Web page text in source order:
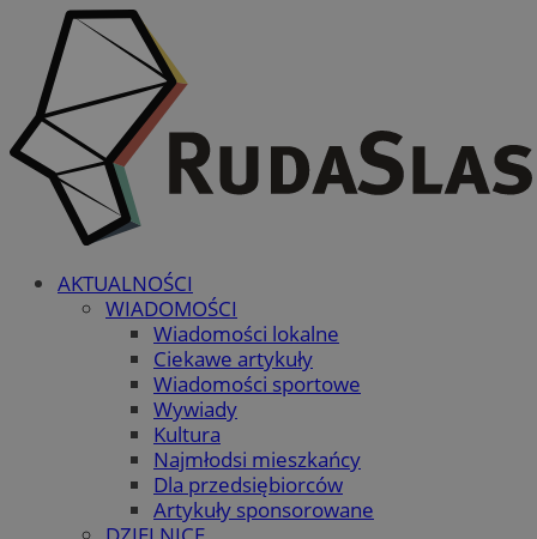
AKTUALNOŚCI
WIADOMOŚCI
Wiadomości lokalne
Ciekawe artykuły
Wiadomości sportowe
Wywiady
Kultura
Najmłodsi mieszkańcy
Dla przedsiębiorców
Artykuły sponsorowane